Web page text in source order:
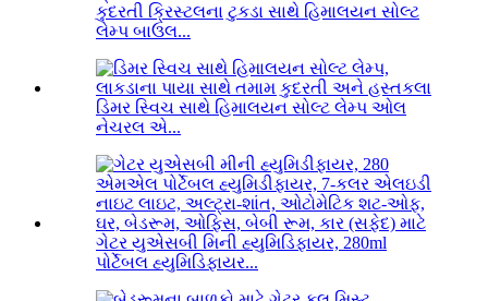
કુદરતી ક્રિસ્ટલના ટુકડા સાથે હિમાલયન સોલ્ટ
લેમ્પ બાઉલ...
ડિમર સ્વિચ સાથે હિમાલયન સોલ્ટ લેમ્પ ઓલ
નેચરલ એ...
ગેટર યુએસબી મિની હ્યુમિડિફાયર, 280ml
પોર્ટેબલ હ્યુમિડિફાયર...